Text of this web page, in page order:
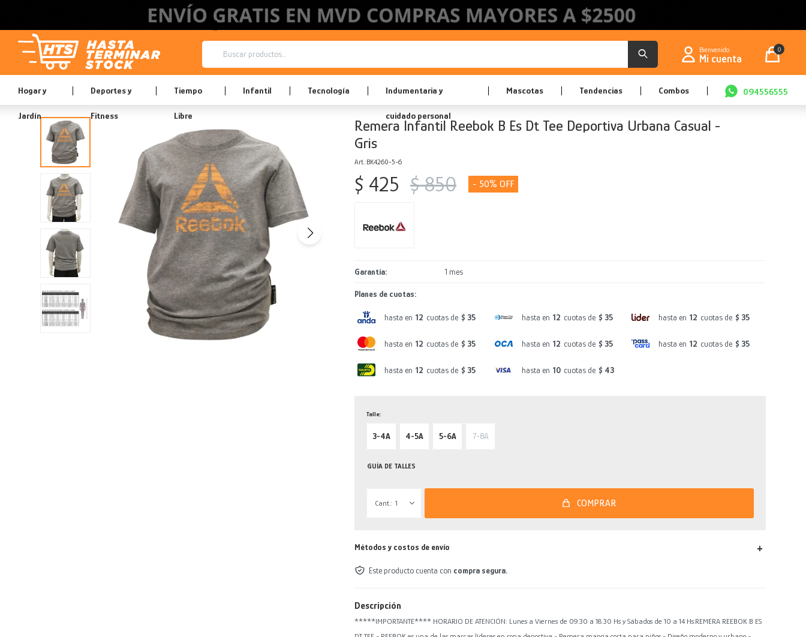
Hogar y
Jardín
Deportes y
Fitness
Tiempo
Libre
Infantil Tecnología Indumentaria y
cuidado personal
Mascotas Tendencias Combos 094556555
0
Remera Infantil Reebok B Es Dt Tee Deportiva Urbana Casual -
Gris
BK4260-5-6
$ 425 $ 850 50
Garantía 1 mes
Planes de cuotas:
hasta en 12 cuotas de $ 35 hasta en 12 cuotas de $ 35 hasta en 12 cuotas de $ 35
hasta en 12 cuotas de $ 35 hasta en 12 cuotas de $ 35 hasta en 12 cuotas de $ 35
hasta en 12 cuotas de $ 35 hasta en 10 cuotas de $ 43
Talle:
3-4A 4-5A 5-6A 7-8A
GUÍA DE TALLES
1 COMPRAR
Métodos y costos de envío
Este producto cuenta con compra segura.
Descripción
*****IMPORTANTE**** HORARIO DE ATENCIÓN: Lunes a Viernes de 09.30 a 18.30 Hs y Sábados de 10 a 14 Hs.REMERA REEBOK B ES